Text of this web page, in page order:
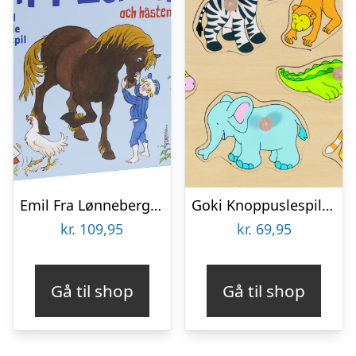
Emil Fra Lønneberg Gulvpuslespil
kr. 109,95
Gå til shop
Goki Knoppuslespil – Zoo Dyr – Træ – 8 Brikker
kr. 69,95
Gå til shop